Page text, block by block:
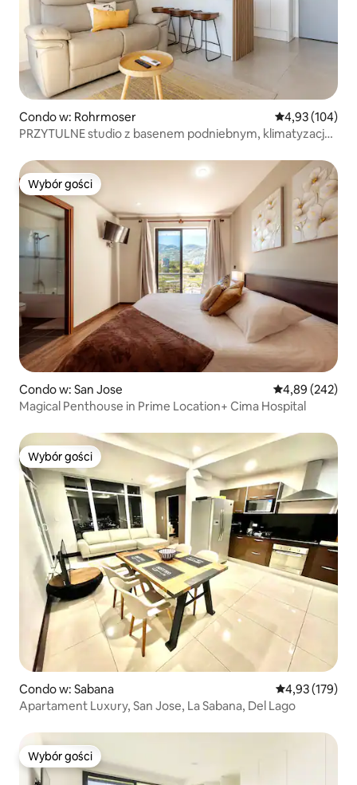
Condo w: Rohrmoser Średnia
4,93 (104)
PRZYTULNE studio z basenem podniebnym, klimatyzacją,
Wybór gości
Wybór gości
Condo w: San Jose Średnia
4,89 (242)
Magical Penthouse in Prime Location+ Cima Hospital
Wybór gości
Wybór gości
Condo w: Sabana Średnia
4,93 (179)
Apartament Luxury, San Jose, La Sabana, Del Lago
Wybór gości
Wybór gości